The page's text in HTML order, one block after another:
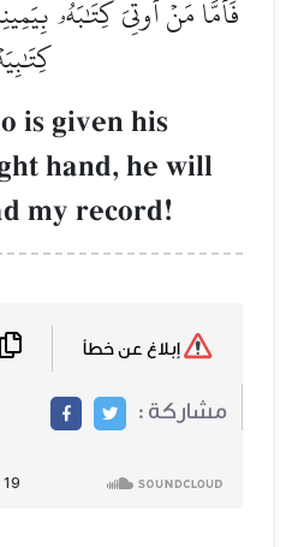
فَأَمَّا مَنۡ أُوتِيَ كِتَٰبَهُۥ
is given his
hand, he will
my record!
مشاركة :